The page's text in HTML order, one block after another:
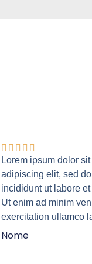
Lorem ipsum dolor
adipiscing elit, sed
incididunt ut labore
Ut enim ad minim
exercitation ullamco
Nome